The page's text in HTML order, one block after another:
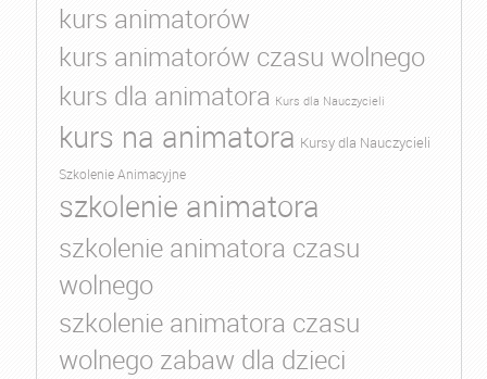
kurs animatorów
kurs animatorów czasu wolnego
kurs dla animatora Kurs dla Nauczycieli
kurs na animatora Kursy dla Nauczycieli
Szkolenie Animacyjne
szkolenie animatora
szkolenie animatora czasu
wolnego
szkolenie animatora czasu
wolnego zabaw dla dzieci